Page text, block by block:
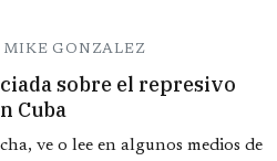
MIKE GONZALEZ
sobre el represivo
Cuba
ve o lee en algunos medios de